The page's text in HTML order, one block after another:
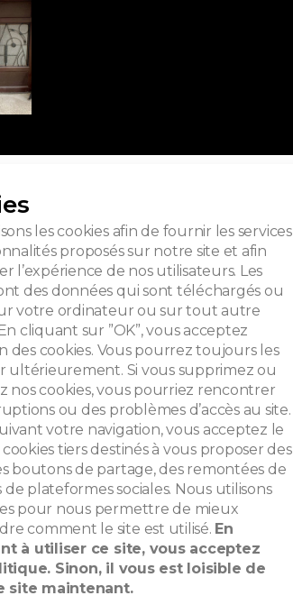
les cookies afin de fournir les services
proposés sur notre site et afin
l’expérience de nos utilisateurs. Les
des données qui sont téléchargés ou
votre ordinateur ou sur tout autre
cliquant sur ”OK”, vous acceptez
des cookies. Vous pourrez toujours les
ultérieurement. Si vous supprimez ou
nos cookies, vous pourriez rencontrer
ou des problèmes d’accès au site.
votre navigation, vous acceptez le
tiers destinés à vous proposer des
boutons de partage, des remontées de
plateformes sociales. Nous utilisons
pour nous permettre de mieux
comment le site est utilisé. En
à utiliser ce site, vous acceptez
Sinon, il vous est loisible de
site maintenant.